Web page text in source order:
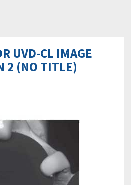
UVD-CL IMAGE
2 (NO TITLE)